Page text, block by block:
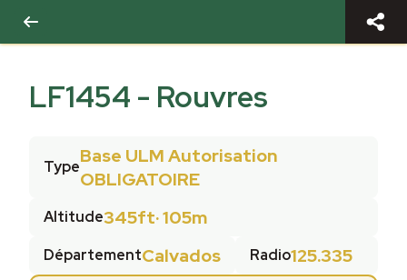
LF1454 - Rouvres
TypeBase ULM Autorisation
OBLIGATOIRE
Altitude345ft·105m
DépartementCalvados Radio125.335